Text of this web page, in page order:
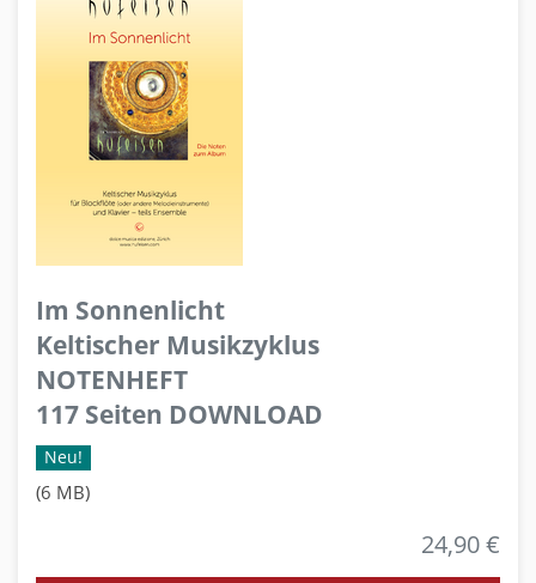
Im Sonnenlicht
Keltischer Musikzyklus
NOTENHEFT
117 Seiten DOWNLOAD
Neu!
(6 MB)
24,90 €